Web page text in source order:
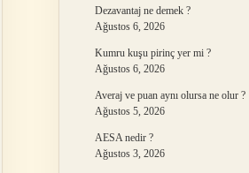
Dezavantaj ne demek ?
Ağustos 6, 2026
Kumru kuşu pirinç yer mi ?
Ağustos 6, 2026
Averaj ve puan aynı olursa ne olur ?
Ağustos 5, 2026
AESA nedir ?
Ağustos 3, 2026